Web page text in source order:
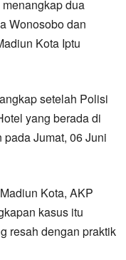
dua
Wonosobo dan
Kota Iptu
setelah Polisi
yang berada di
Jumat, 06 Juni
Kota, AKP
kasus itu
resah dengan praktik